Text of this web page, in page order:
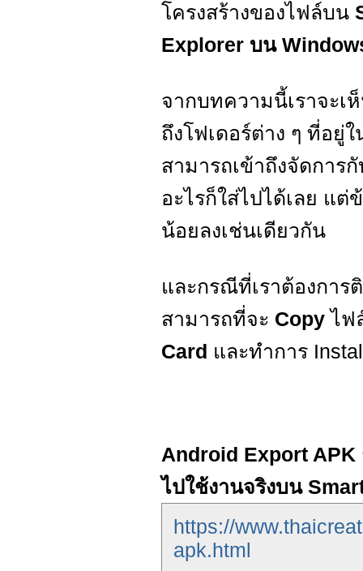
โครงสร้างของไฟล์บน
Explorer บน
จากบทความนี้เราจะเ
ถึงโฟเดอร์ต่าง ๆ ที่อยู่ใ
สามารถเข้าถึงจัดการ
อะไรก็ใส่ไปได้เลย แ
น้อยลงเช่นเดียวกัน
และกรณีที่เราต้องการ
สามารถที่จะ Copyไฟ
Card และทำการ
Android Export
ไปใช้งานจริงบน
https://
apk.html